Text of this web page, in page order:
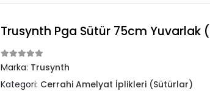
Trusynth Pga Sütür 75cm Yuvarlak
Marka: Trusynth
Kategori: Cerrahi Amelyat İplikleri (Sütürlar)